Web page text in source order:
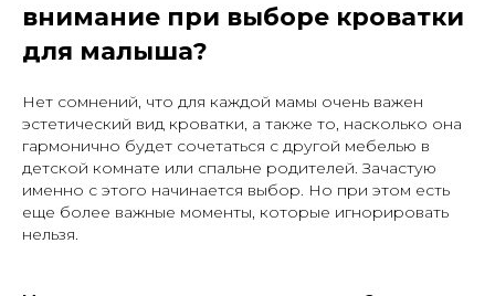
внимание при выборе кроватки
для малыша?
Нет сомнений, что для каждой мамы очень важен
эстетический вид кроватки, а также то, насколько она
гармонично будет сочетаться с другой мебелью в
детской комнате или спальне родителей. Зачастую
именно с этого начинается выбор. Но при этом есть
еще более важные моменты, которые игнорировать
нельзя.